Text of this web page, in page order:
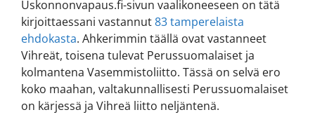
Uskonnonvapaus.fi-sivun vaalikoneeseen on tätä
kirjoittaessani vastannut83 tamperelaista
ehdokasta. Ahkerimmin täällä ovat vastanneet
Vihreät, toisena tulevat Perussuomalaiset ja
kolmantena Vasemmistoliitto. Tässä on selvä ero
koko maahan, valtakunnallisesti Perussuomalaiset
on kärjessä ja Vihreä liitto neljäntenä.